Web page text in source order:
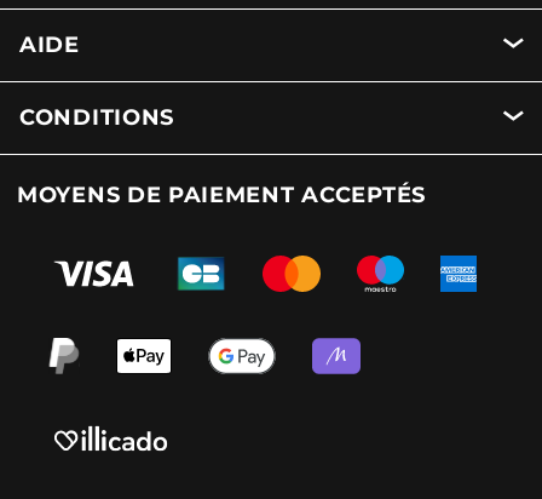
AIDE
CONDITIONS
MOYENS DE PAIEMENT ACCEPTÉS